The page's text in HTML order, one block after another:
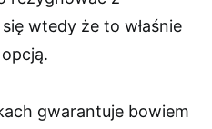
wtedy że to właśnie
gwarantuje bowiem